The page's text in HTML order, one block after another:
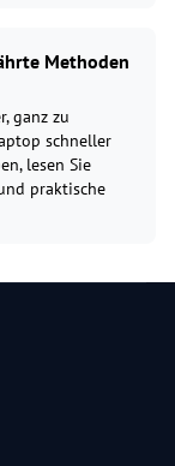
Methoden
ganz zu
schneller
lesen Sie
praktische